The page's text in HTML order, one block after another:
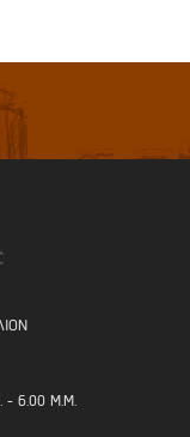
- 6.00 Μ.Μ.